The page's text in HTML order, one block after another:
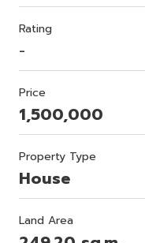
Rating
-
Price
1,500,000
Property Type
House
Land Area